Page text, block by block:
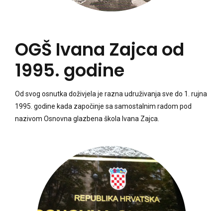
OGŠ Ivana Zajca od
1995. godine
Od svog osnutka doživjela je razna udruživanja sve do 1. rujna
1995. godine kada započinje sa samostalnim radom pod
nazivom Osnovna glazbena škola Ivana Zajca.